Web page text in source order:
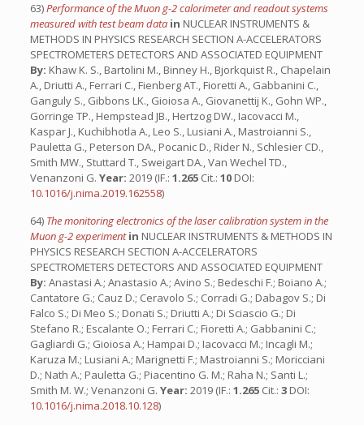
63)Performance of the Muon g-2 calorimeter and readout systems
measured with test beam data in NUCLEAR INSTRUMENTS &
METHODS IN PHYSICS RESEARCH SECTION A-ACCELERATORS
SPECTROMETERS DETECTORS AND ASSOCIATED EQUIPMENT
By: Khaw K. S., Bartolini M., Binney H., Bjorkquist R., Chapelain
A., Driutti A., Ferrari C., Fienberg AT., Fioretti A., Gabbanini C.,
Ganguly S., Gibbons LK., Gioiosa A., Giovanettij K., Gohn WP.,
Gorringe TP., Hempstead JB., Hertzog DW., Iacovacci M.,
Kaspar J., Kuchibhotla A., Leo S., Lusiani A., Mastroianni S.,
Pauletta G., Peterson DA., Pocanic D., Rider N., Schlesier CD.,
Smith MW., Stuttard T., Sweigart DA., Van Wechel TD.,
Venanzoni G. Year: 2019 (IF.: 1.265 Cit.: 10 DOI:
10.1016/j.nima.2019.162558)
64) The monitoring electronics of the laser calibration system in the
Muon g-2 experimentin NUCLEAR INSTRUMENTS & METHODS IN
PHYSICS RESEARCH SECTION A-ACCELERATORS
SPECTROMETERS DETECTORS AND ASSOCIATED EQUIPMENT
By: Anastasi A.; Anastasio A.; Avino S.; Bedeschi F.; Boiano A.;
Cantatore G.; Cauz D.; Ceravolo S.; Corradi G.; Dabagov S.; Di
Falco S.; Di Meo S.; Donati S.; Driutti A.; Di Sciascio G.; Di
Stefano R.; Escalante O.; Ferrari C.; Fioretti A.; Gabbanini C.;
Gagliardi G.; Gioiosa A.; Hampai D.; Iacovacci M.; Incagli M.;
Karuza M.; Lusiani A.; Marignetti F.; Mastroianni S.; Moricciani
D.; Nath A.; Pauletta G.; Piacentino G. M.; Raha N.; Santi L.;
Smith M. W.; Venanzoni G. Year: 2019 (IF.: 1.265 Cit.: 3 DOI:
10.1016/j.nima.2018.10.128)